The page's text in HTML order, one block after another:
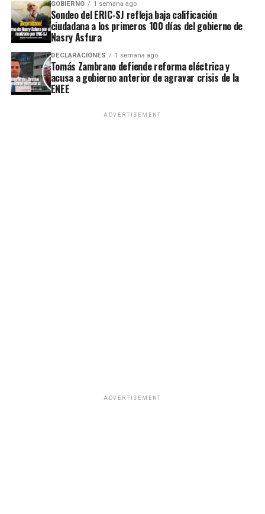
GOBIERNO 1 semana ago
Sondeo del ERIC-SJ refleja baja calificación
ciudadana a los primeros 100 días del gobierno de
Nasry Asfura
DECLARACIONES 1 semana ago
Tomás Zambrano defiende reforma eléctrica y
acusa a gobierno anterior de agravar crisis de la
ENEE
ADVERTISEMENT
ADVERTISEMENT